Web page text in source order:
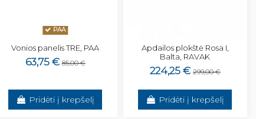
PAA
Vonios panelis TRE, PAA
63,75 € 85,00 €
Pridėti į krepšelį
Apdailos plokštė Rosa I,
Balta, RAVAK
224,25 € 299,00 €
Pridėti į krepšelį